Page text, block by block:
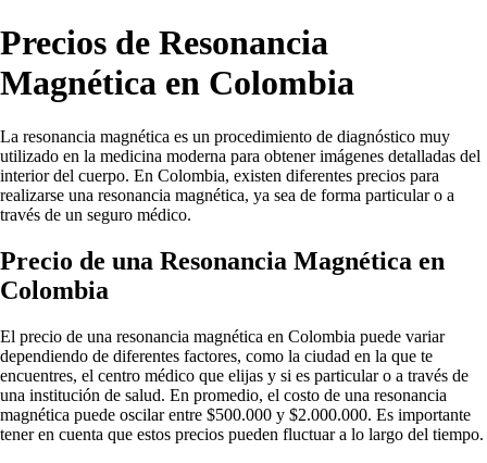
Precios de Resonancia
Magnética en Colombia
La resonancia magnética es un procedimiento de diagnóstico muy
utilizado en la medicina moderna para obtener imágenes detalladas del
interior del cuerpo. En Colombia, existen diferentes precios para
realizarse una resonancia magnética, ya sea de forma particular o a
través de un seguro médico.
Precio de una Resonancia Magnética en
Colombia
El precio de una resonancia magnética en Colombia puede variar
dependiendo de diferentes factores, como la ciudad en la que te
encuentres, el centro médico que elijas y si es particular o a través de
una institución de salud. En promedio, el costo de una resonancia
magnética puede oscilar entre $500.000 y $2.000.000. Es importante
tener en cuenta que estos precios pueden fluctuar a lo largo del tiempo.